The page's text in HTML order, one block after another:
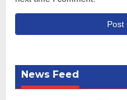
News Feed